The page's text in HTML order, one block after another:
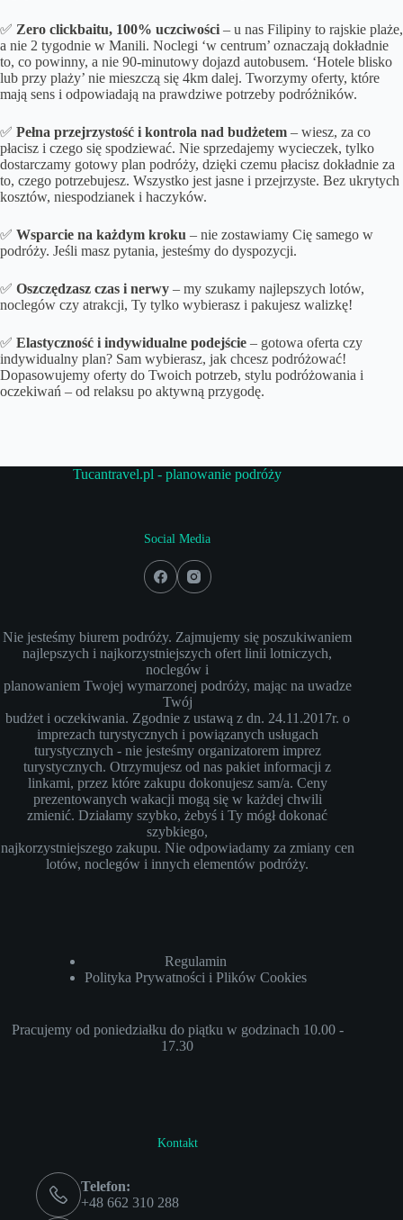
✅ Zero clickbaitu, 100% uczciwości – u nas Filipiny to rajskie plaże,
a nie 2 tygodnie w Manili. Noclegi ‘w centrum’ oznaczają dokładnie
to, co powinny, a nie 90-minutowy dojazd autobusem. ‘Hotele blisko
lub przy plaży’ nie mieszczą się 4km dalej. Tworzymy oferty, które
mają sens i odpowiadają na prawdziwe potrzeby podróżników.
✅ Pełna przejrzystość i kontrola nad budżetem – wiesz, za co
płacisz i czego się spodziewać. Nie sprzedajemy wycieczek, tylko
dostarczamy gotowy plan podróży, dzięki czemu płacisz dokładnie za
to, czego potrzebujesz. Wszystko jest jasne i przejrzyste. Bez ukrytych
kosztów, niespodzianek i haczyków.
✅ Wsparcie na każdym kroku – nie zostawiamy Cię samego w
podróży. Jeśli masz pytania, jesteśmy do dyspozycji.
✅ Oszczędzasz czas i nerwy – my szukamy najlepszych lotów,
noclegów czy atrakcji, Ty tylko wybierasz i pakujesz walizkę!
✅ Elastyczność i indywidualne podejście – gotowa oferta czy
indywidualny plan? Sam wybierasz, jak chcesz podróżować!
Dopasowujemy oferty do Twoich potrzeb, stylu podróżowania i
oczekiwań – od relaksu po aktywną przygodę.
Tucantravel.pl - planowanie podróży
Social Media
Nie jesteśmy biurem podróży. Zajmujemy się poszukiwaniem
najlepszych i najkorzystniejszych ofert linii lotniczych,
noclegów i
planowaniem Twojej wymarzonej podróży, mając na uwadze
Twój
budżet i oczekiwania. Zgodnie z ustawą z dn. 24.11.2017r. o
imprezach turystycznych i powiązanych usługach
turystycznych - nie jesteśmy organizatorem imprez
turystycznych. Otrzymujesz od nas pakiet informacji z
linkami, przez które zakupu dokonujesz sam/a. Ceny
prezentowanych wakacji mogą się w każdej chwili
zmienić. Działamy szybko, żebyś i Ty mógł dokonać
szybkiego,
najkorzystniejszego zakupu. Nie odpowiadamy za zmiany cen
lotów, noclegów i innych elementów podróży.
Regulamin
Polityka Prywatności i Plików Cookies
Pracujemy od poniedziałku do piątku w godzinach 10.00 -
17.30
Kontakt
Telefon:
+48 662 310 288